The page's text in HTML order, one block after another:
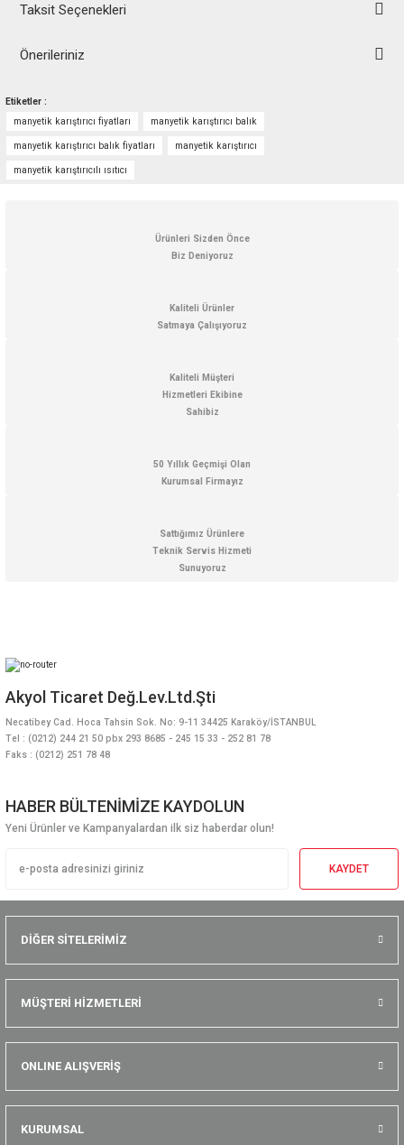
Taksit Seçenekleri
Önerileriniz
yetersiz gördüğünüz noktaları öneri formunu kullanarak tarafımıza
iletebilirsiniz.
Görüş ve önerileriniz için teşekkür ederiz.
Ürün bilgilerinde hatalar bulunuyor.
Ürün fiyatı diğer sitelerden daha pahalı.
Gönder
Etiketler :
manyetik karıştırıcı fiyatları
manyetik karıştırıcı balık
manyetik karıştırıcı balık fiyatları manyetik karıştırıcı
manyetik karıştırıcılı ısıtıcı
Ürünleri Sizden Önce
Biz Deniyoruz
Kaliteli Ürünler
Satmaya Çalışıyoruz
Kaliteli Müşteri
Hizmetleri Ekibine
Sahibiz
50 Yıllık Geçmişi Olan
Kurumsal Firmayız
Sattığımız Ürünlere
Teknik Servis Hizmeti
Sunuyoruz
Akyol Ticaret Değ.Lev.Ltd.Şti
Necatibey Cad. Hoca Tahsin Sok. No: 9-11 34425 Karaköy/İSTANBUL
Tel : (0212) 244 21 50 pbx 293 8685 - 245 15 33 - 252 81 78
Faks : (0212) 251 78 48
HABER BÜLTENİMİZE KAYDOLUN
Yeni Ürünler ve Kampanyalardan ilk siz haberdar olun!
KAYDET
DİĞER SİTELERİMİZ
MÜŞTERİ HİZMETLERİ
ONLINE ALIŞVERİŞ
KURUMSAL